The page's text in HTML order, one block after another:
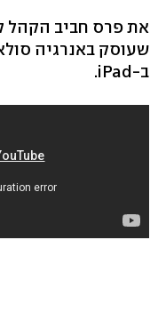
את פרס חביב הקהל
שעוסק באנרגיה
ב-iPad.